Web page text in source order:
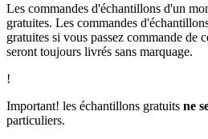
Les commandes d'échantillons d'un
gratuites. Les commandes
gratuites si vous passez commande de
seront toujours livrés sans marquage.
!
Important! les échantillons gratuits ne
particuliers.